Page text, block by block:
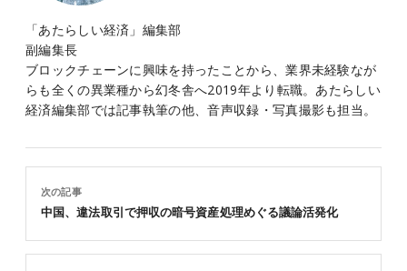
「あたらしい経済」編集部
副編集長
ブロックチェーンに興味を持ったことから、業界未経験なが
らも全くの異業種から幻冬舎へ2019年より転職。あたらしい
経済編集部では記事執筆の他、音声収録・写真撮影も担当。
次の記事
中国、違法取引で押収の暗号資産処理めぐる議論活発化